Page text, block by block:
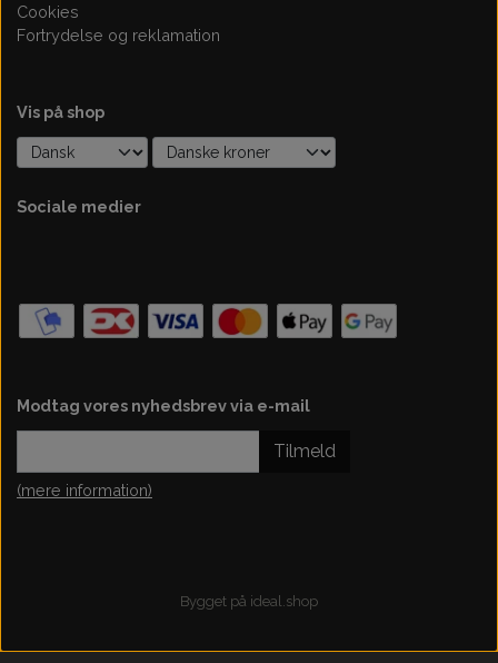
Cookies
Fortrydelse og reklamation
Vis på shop
Sociale medier
Modtag vores nyhedsbrev via e-mail
Tilmeld
(mere information)
Bygget på ideal.shop